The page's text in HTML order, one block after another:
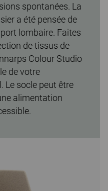
spontanées. La
a été pensée de
lombaire. Faites
de tissus de
Colour Studio
de votre
Le socle peut être
alimentation